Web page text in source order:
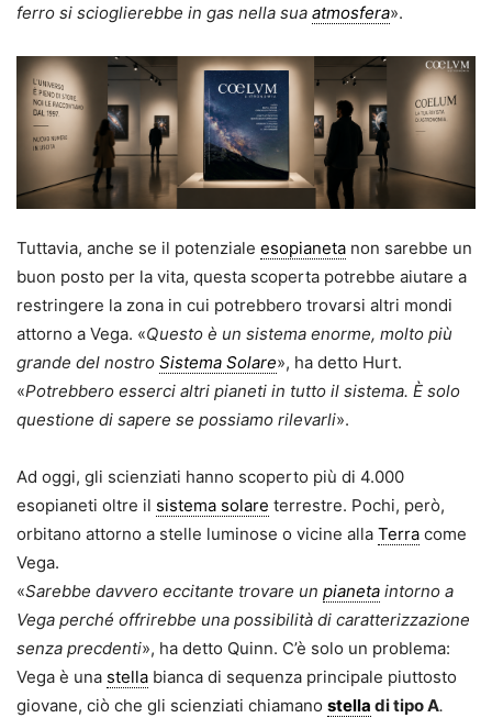
ferro si scioglierebbe in gas nella sua atmosfera».
Tuttavia, anche se il potenziale esopianeta non sarebbe un
buon posto per la vita, questa scoperta potrebbe aiutare a
restringere la zona in cui potrebbero trovarsi altri mondi
attorno a Vega. «Questo è un sistema enorme, molto più
grande del nostro Sistema Solare», ha detto Hurt.
«Potrebbero esserci altri pianeti in tutto il sistema. È solo
questione di sapere se possiamo rilevarli».
Ad oggi, gli scienziati hanno scoperto più di 4.000
esopianeti oltre il sistema solare terrestre. Pochi, però,
orbitano attorno a stelle luminose o vicine alla Terra come
Vega.
«Sarebbe davvero eccitante trovare un pianeta intorno a
Vega perché offrirebbe una possibilità di caratterizzazione
senza precdenti», ha detto Quinn. C’è solo un problema:
Vega è una stella bianca di sequenza principale piuttosto
giovane, ciò che gli scienziati chiamano stella di tipo A.